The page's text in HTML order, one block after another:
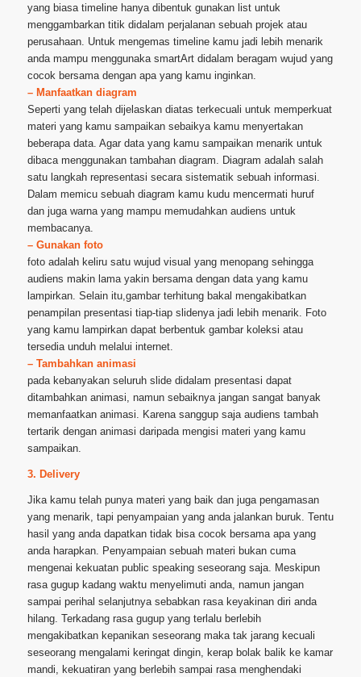
yang biasa timeline hanya dibentuk gunakan list untuk
menggambarkan titik didalam perjalanan sebuah projek atau
perusahaan. Untuk mengemas timeline kamu jadi lebih menarik
anda mampu menggunaka smartArt didalam beragam wujud yang
cocok bersama dengan apa yang kamu inginkan.
– Manfaatkan diagram
Seperti yang telah dijelaskan diatas terkecuali untuk memperkuat
materi yang kamu sampaikan sebaikya kamu menyertakan
beberapa data. Agar data yang kamu sampaikan menarik untuk
dibaca menggunakan tambahan diagram. Diagram adalah salah
satu langkah representasi secara sistematik sebuah informasi.
Dalam memicu sebuah diagram kamu kudu mencermati huruf
dan juga warna yang mampu memudahkan audiens untuk
membacanya.
– Gunakan foto
foto adalah keliru satu wujud visual yang menopang sehingga
audiens makin lama yakin bersama dengan data yang kamu
lampirkan. Selain itu,gambar terhitung bakal mengakibatkan
penampilan presentasi tiap-tiap slidenya jadi lebih menarik. Foto
yang kamu lampirkan dapat berbentuk gambar koleksi atau
tersedia unduh melalui internet.
– Tambahkan animasi
pada kebanyakan seluruh slide didalam presentasi dapat
ditambahkan animasi, namun sebaiknya jangan sangat banyak
memanfaatkan animasi. Karena sanggup saja audiens tambah
tertarik dengan animasi daripada mengisi materi yang kamu
sampaikan.
3. Delivery
Jika kamu telah punya materi yang baik dan juga pengamasan
yang menarik, tapi penyampaian yang anda jalankan buruk. Tentu
hasil yang anda dapatkan tidak bisa cocok bersama apa yang
anda harapkan. Penyampaian sebuah materi bukan cuma
mengenai kekuatan public speaking seseorang saja. Meskipun
rasa gugup kadang waktu menyelimuti anda, namun jangan
sampai perihal selanjutnya sebabkan rasa keyakinan diri anda
hilang. Terkadang rasa gugup yang terlalu berlebih
mengakibatkan kepanikan seseorang maka tak jarang kecuali
seseorang mengalami keringat dingin, kerap bolak balik ke kamar
mandi, kekuatiran yang berlebih sampai rasa menghendaki